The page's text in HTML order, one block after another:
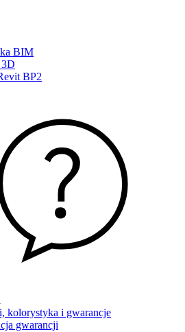
BIM
BP2
kolorystyka i gwarancje
gwarancji